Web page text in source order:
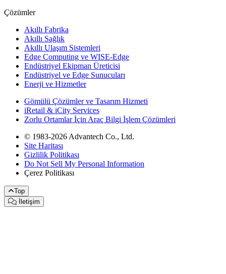
Çözümler
Akıllı Fabrika
Akıllı Sağlık
Akıllı Ulaşım Sistemleri
Edge Computing ve WISE-Edge
Endüstriyel Ekipman Üreticisi
Endüstriyel ve Edge Sunucuları
Enerji ve Hizmetler
Gömülü Çözümler ve Tasarım Hizmeti
iRetail & iCity Services
Zorlu Ortamlar İçin Araç Bilgi İşlem Çözümleri
© 1983-2026 Advantech Co., Ltd.
Site Haritası
Gizlilik Politikası
Do Not Sell My Personal Information
Çerez Politikası
Top
İletişim